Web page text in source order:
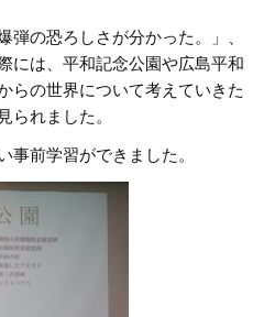
弾の恐ろしさが分かった。」、
には、平和記念公園や広島平和
らの世界について考えていきた
られました。
事前学習ができました。